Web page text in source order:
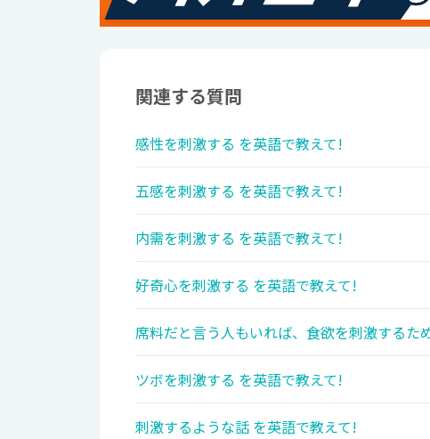
関連する質問
感性を刺激する を英語で教えて!
五感を刺激する を英語で教えて!
内需を刺激する を英語で教えて!
好奇心を刺激する を英語で教えて!
席料だと言う人もいれば、食欲を刺激する
ツボを刺激する を英語で教えて!
刺激するような話 を英語で教えて!